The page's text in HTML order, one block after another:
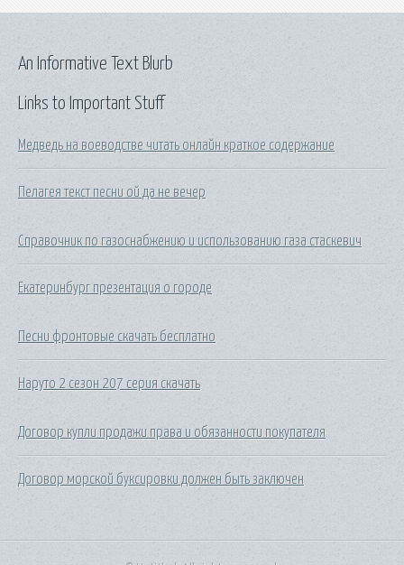
Links to Important Stuff
Медведь на воеводстве читать онлайн краткое содержание
Пелагея текст песни ой да не вечер
Справочник по газоснабжению и использованию газа стаскевич
Екатеринбург презентация о городе
Песни фронтовые скачать бесплатно
Наруто 2 сезон 207 серия скачать
Договор купли продажи права и обязанности покупателя
Договор морской буксировки должен быть заключен
An Informative Text Blurb